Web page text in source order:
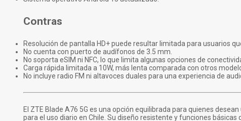
Contras
Resolución de pantalla HD+ puede resultar limitada para usuarios
No cuenta con puerto de audífonos de 3.5 mm.
No soporta eSIM ni NFC, lo que limita algunas opciones de
Carga rápida limitada a 10W, más lenta comparada con otros
No incluye radio FM ni altavoces duales para una experiencia de
El ZTE Blade A76 5G es una opción equilibrada para quienes
para el uso diario en Chile. Su diseño resistente y funciones